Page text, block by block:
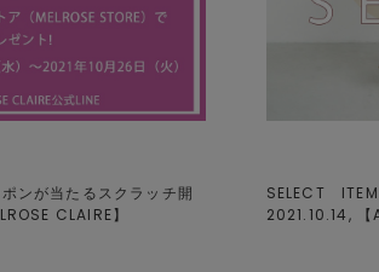
ンが当たるスクラッチ開
CLAIRE】
SELECT
2021.10.14, 【